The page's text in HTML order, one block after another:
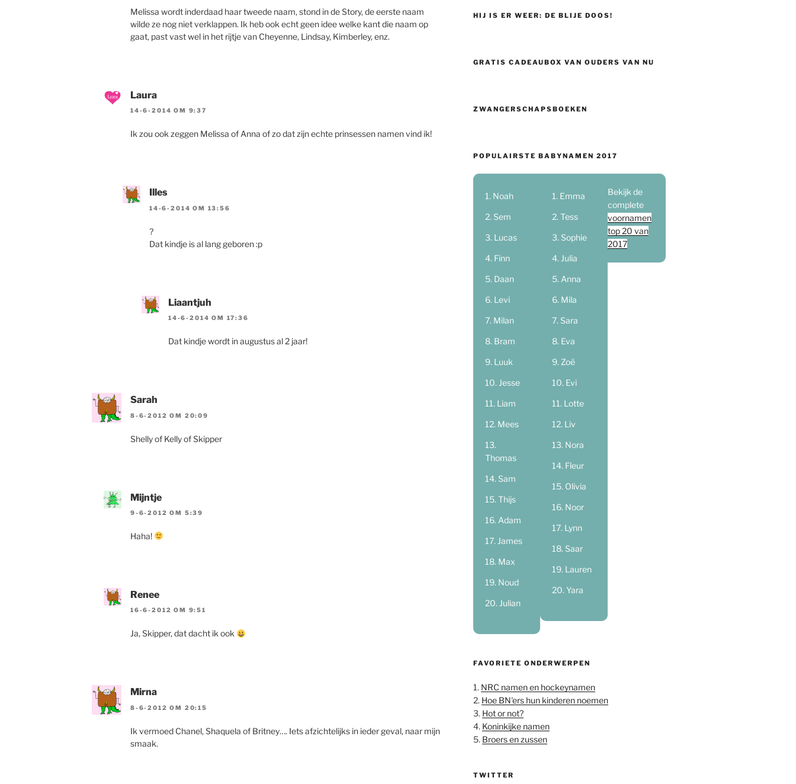
Melissa wordt inderdaad haar tweede naam, stond in de Story, de eerste naam
wilde ze nog niet verklappen. Ik heb ook echt geen idee welke kant die naam op
gaat, past vast wel in het rijtje van Cheyenne, Lindsay, Kimberley, enz.
Laura
14-6-2014 OM 9:37
Ik zou ook zeggen Melissa of Anna of zo dat zijn echte prinsessen namen vind ik!
Illes
14-6-2014 OM 13:56
?
Dat kindje is al lang geboren :p
Liaantjuh
14-6-2014 OM 17:36
Dat kindje wordt in augustus al 2 jaar!
Sarah
8-6-2012 OM 20:09
Shelly of Kelly of Skipper
Mijntje
9-6-2012 OM 5:39
Haha!
Renee
16-6-2012 OM 9:51
Ja, Skipper, dat dacht ik ook
Mirna
8-6-2012 OM 20:15
Ik vermoed Chanel, Shaquela of Britney…. Iets afzichtelijks in ieder geval, naar mijn
smaak.
HIJ IS ER WEER: DE BLIJE DOOS!
GRATIS CADEAUBOX VAN OUDERS VAN NU
ZWANGERSCHAPSBOEKEN
POPULAIRSTE BABYNAMEN 2017
Noah
Sem
Lucas
Finn
Daan
Levi
Milan
Bram
Luuk
Jesse
Liam
Mees
Thomas
Sam
Thijs
Adam
James
Max
Noud
Julian
Emma
Tess
Sophie
Julia
Anna
Mila
Sara
Eva
Zoë
Evi
Lotte
Liv
Nora
Fleur
Olivia
Noor
Lynn
Saar
Lauren
Yara
Bekijk de
complete
voornamen
top 20 van
2017
FAVORIETE ONDERWERPEN
1. NRC namen en hockeynamen
2. Hoe BN'ers hun kinderen noemen
3. Hot or not?
4. Koninkijke namen
5. Broers en zussen
TWITTER